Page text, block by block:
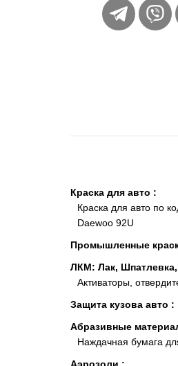
Краска для авто :
Краска для авто по
Daewoo 92U
Промышленные
ЛКМ: Лак, Шпатлевка,
Активаторы,
Защита кузова авто :
Абразивные
Наждачная бумага